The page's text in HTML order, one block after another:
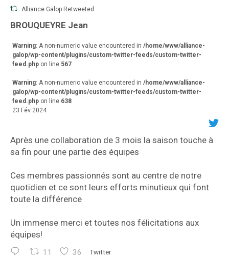
Alliance Galop Retweeted
BROUQUEYRE Jean
Warning: A non-numeric value encountered in /home/www/alliance-
galop/wp-content/plugins/custom-twitter-feeds/custom-twitter-
feed.php on line 567
Warning: A non-numeric value encountered in /home/www/alliance-
galop/wp-content/plugins/custom-twitter-feeds/custom-twitter-
feed.php on line 638
23 Fév 2024
Après une collaboration de 3 mois la saison touche à
sa fin pour une partie des équipes
Ces membres passionnés sont au centre de notre
quotidien et ce sont leurs efforts minutieux qui font
toute la différence
Un immense merci et toutes nos félicitations aux
équipes!
11 36 Twitter